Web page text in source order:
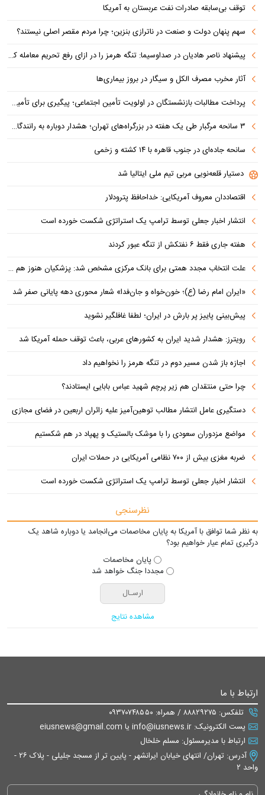
توقف بی‌سابقه صادرات نفت عربستان به آمریکا
سهم پنهان دولت و صنعت در ناترازی بنزین؛ چرا مردم مقصر اصلی نیستند؟
پیشنهاد ناصر هادیان در صداوسیما: تنگه هرمز را در ازای رفع تحریم معامله کنیم
آثار مخرب مصرف الکل و سیگار در بروز بیماری‌ها
پرداخت مطالبات بازنشستگان در اولویت تأمین اجتماعی؛ پیگیری برای تأمین منابع ادامه دارد
۳ سانحه مرگبار طی یک هفته در بزرگراه‌های تهران؛ هشدار دوباره به رانندگان و عابران
سانحه جاده‌ای در جنوب قاهره با ۱۴ کشته و زخمی
دستیار قلعه‌نویی مربی تیم ملی ایتالیا شد
اقتصاددان معروف آمریکایی: خداحافظ پترودلار
انتشار اخبار جعلی توسط ترامپ یک استراتژی شکست خورده است
هفته جاری فقط ۶ نفتکش از تنگه عبور کردند
علت انتخاب مجدد همتی برای بانک مرکزی مشخص شد: پزشکیان هنوز هم متوجه نشده است چرا همتی استیضاح شد!
«ایران امام رضا (ع)؛ خون‌خواه و جان‌فدا» شعار محوری دهه پایانی صفر شد
پیش‌بینی پاییز پر بارش در ایران؛ لطفا غافلگیر نشوید
رویترز: هشدار شدید ایران به کشورهای عربی، باعث توقف حمله آمریکا شد
اجازه باز شدن مسیر دوم در تنگه هرمز را نخواهیم داد
چرا حتی منتقدان هم زیر پرچم شهید عباس بابایی ایستادند؟
دستگیری عامل انتشار مطالب توهین‌آمیز علیه زائران اربعین در فضای مجازی
مواضع مزدوران سعودی را با موشک بالستیک و پهپاد در هم شکستیم
ضربه مغزی بیش از ۷۰۰ نظامی آمریکایی در حملات ایران
انتشار اخبار جعلی توسط ترامپ یک استراتژی شکست خورده است
نظرسنجی
به نظر شما توافق با آمریکا به پایان مخاصمات می‌انجامد یا دوباره شاهد یک
درگیری تمام عیار خواهیم بود؟
پایان مخاصمات
مجددا جنگ خواهد شد
مشاهده نتایج
ارتباط با ما
تلفکس: ۸۸۸۲۹۲۷۵ / همراه: ۰۹۳۷۰۷۴۸۵۵۰
پست الکترونیک: info@iusnews.ir یا eiusnews@gmail.com
ارتباط با مدیرمسئول: مسلم خلخال
آدرس: تهران/ انتهای خیابان ایرانشهر - پایین تر از مسجد جلیلی - پلاک ۲۶ -
واحد ۲